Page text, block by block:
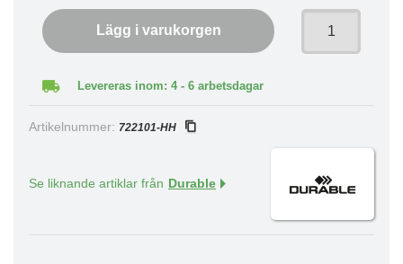
Lägg i varukorgen
Levereras inom: 4 - 6 arbetsdagar
Artikelnummer: 722101-HH
Se liknande artiklar från Durable